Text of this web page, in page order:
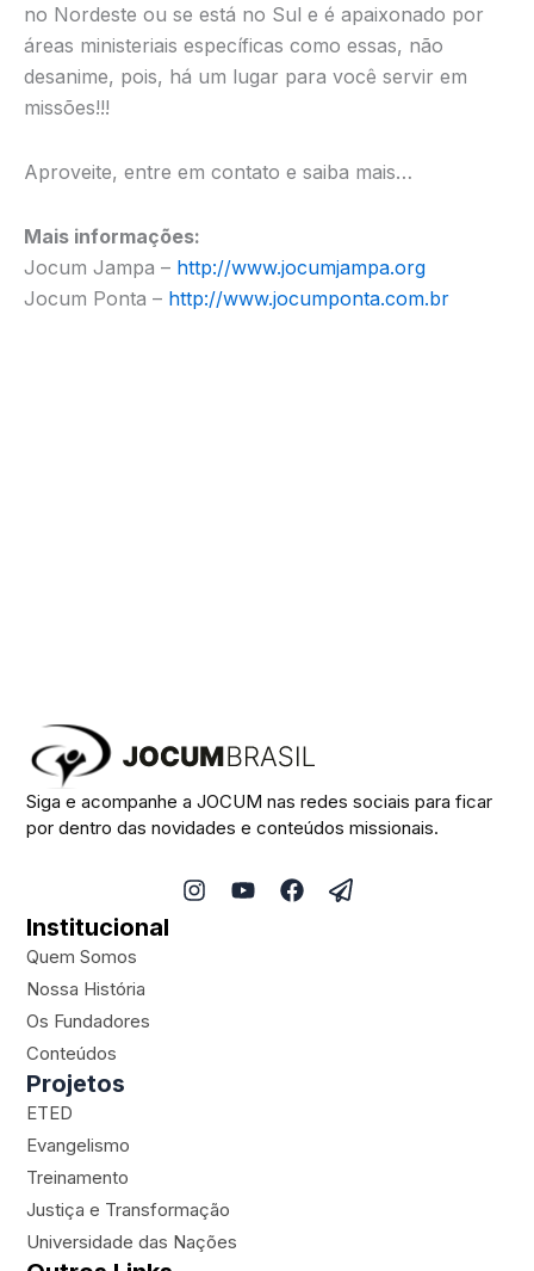
no Nordeste ou se está no Sul e é apaixonado por
áreas ministeriais específicas como essas, não
desanime, pois, há um lugar para você servir em
missões!!!
Aproveite, entre em contato e saiba mais…
Mais informações:
Jocum Jampa – http://www.jocumjampa.org
Jocum Ponta – http://www.jocumponta.com.br
Siga e acompanhe a JOCUM nas redes sociais para ficar
por dentro das novidades e conteúdos missionais.
I
n
Y
o
F
a
P
a
Institucional
Quem Somos
Nossa História
Os Fundadores
Conteúdos
Projetos
ETED
Evangelismo
Treinamento
Justiça e Transformação
Universidade das Nações